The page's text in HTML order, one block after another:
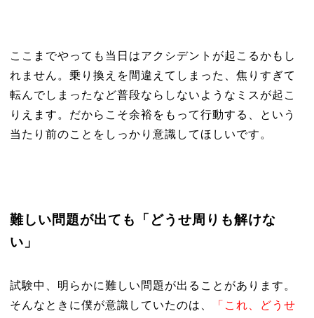
ここまでやっても当日はアクシデントが起こるかもし
れません。乗り換えを間違えてしまった、焦りすぎて
転んでしまったなど普段ならしないようなミスが起こ
りえます。だからこそ余裕をもって行動する、という
当たり前のことをしっかり意識してほしいです。
難しい問題が出ても「どうせ周りも解けな
い」
試験中、明らかに難しい問題が出ることがあります。
そんなときに僕が意識していたのは、
「これ、どうせ